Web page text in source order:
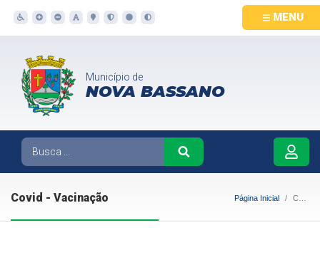
MENU
Município de
NOVA BASSANO
Covid - Vacinação Página Inicial Covid - Vacinação